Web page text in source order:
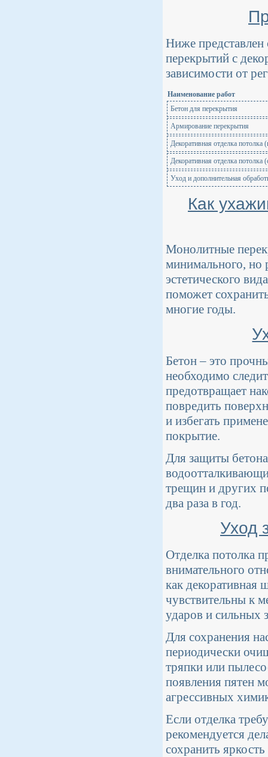
Ниже
перекрытий с
зависимости от
Наименование работ
Бетон для перекрытия
Армирование перекрытия
Декоративная отделка потолка
Декоративная отделка потолка
Уход и дополнительная
Как
Монолитные
минимального, но
эстетического
поможет
многие годы.
Бетон – это
необходимо
предотвращает
повредить
и избегать
покрытие.
Для защиты
трещин и других
два раза в год.
Уход
Отделка потолка
внимательного
как декоративная
чувствительны к
ударов и сильных
Для сохранения
периодически
тряпки или
появления пятен
агрессивных
Если отделка
рекомендуется
сохранить